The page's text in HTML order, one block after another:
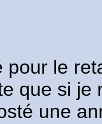
pour le
que si je
une